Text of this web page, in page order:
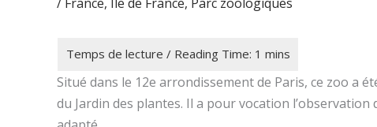
Situé dans le 12e arrondissement de Paris, ce zoo a
du Jardin des plantes. Il a pour vocation